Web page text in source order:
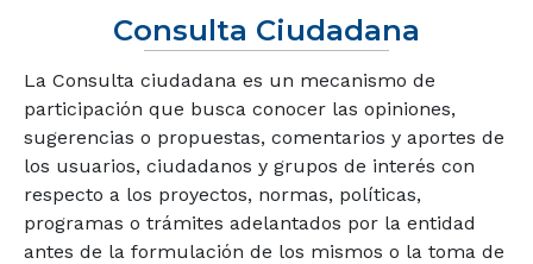
Consulta Ciudadana
La Consulta ciudadana es un mecanismo de
participación que busca conocer las opiniones,
sugerencias o propuestas, comentarios y aportes de
los usuarios, ciudadanos y grupos de interés con
respecto a los proyectos, normas, políticas,
programas o trámites adelantados por la entidad
antes de la formulación de los mismos o la toma de